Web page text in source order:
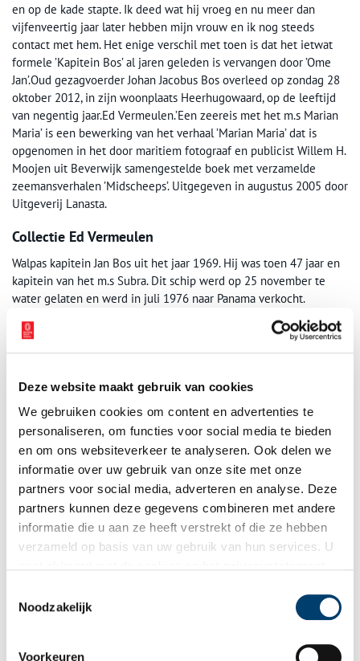
Deze website maakt gebruik van cookies
We gebruiken cookies om content en advertenties te
personaliseren, om functies voor social media te bieden
en om ons websiteverkeer te analyseren. Ook delen we
informatie over uw gebruik van onze site met onze
partners voor social media, adverteren en analyse. Deze
partners kunnen deze gegevens combineren met andere
informatie die u aan ze heeft verstrekt of die ze hebben
verzameld op basis van uw gebruik van hun services. U
Noodzakelijk
Voorkeuren
en op de kade stapte. Ik deed wat hij vroeg en nu meer dan
vijfenveertig jaar later hebben mijn vrouw en ik nog steeds
contact met hem. Het enige verschil met toen is dat het ietwat
formele ’Kapitein Bos’ al jaren geleden is vervangen door ’Ome
Jan’.Oud gezagvoerder Johan Jacobus Bos overleed op zondag 28
oktober 2012, in zijn woonplaats Heerhugowaard, op de leeftijd
van negentig jaar.Ed Vermeulen.’Een zeereis met het m.s Marian
Maria’ is een bewerking van het verhaal ’Marian Maria’ dat is
opgenomen in het door maritiem fotograaf en publicist Willem H.
Moojen uit Beverwijk samengestelde boek met verzamelde
zeemansverhalen ’Midscheeps’. Uitgegeven in augustus 2005 door
Uitgeverij Lanasta.
Collectie Ed Vermeulen
Walpas kapitein Jan Bos uit het jaar 1969. Hij was toen 47 jaar en
kapitein van het m.s Subra. Dit schip werd op 25 november te
water gelaten en werd in juli 1976 naar Panama verkocht.
Collectie Ed Vermeulen
Monsterboekje van mevrouw Thea Bos-Becude, echtgenote van